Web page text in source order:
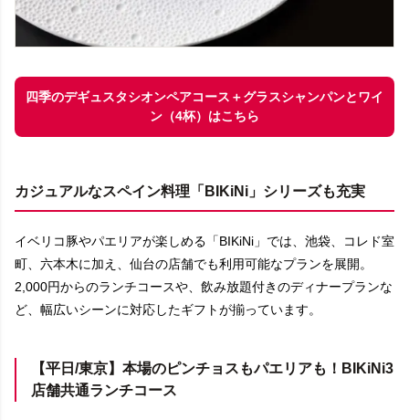
四季のデギュスタシオンペアコース＋グラスシャンパンとワイ
ン（4杯）はこちら
カジュアルなスペイン料理「BIKiNi」シリーズも充実
イベリコ豚やパエリアが楽しめる「BIKiNi」では、池袋、コレド室
町、六本木に加え、仙台の店舗でも利用可能なプランを展開。
2,000円からのランチコースや、飲み放題付きのディナープランな
ど、幅広いシーンに対応したギフトが揃っています。
【平日/東京】本場のピンチョスもパエリアも！BIKiNi3
店舗共通ランチコース